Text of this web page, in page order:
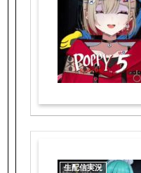
生配信実況